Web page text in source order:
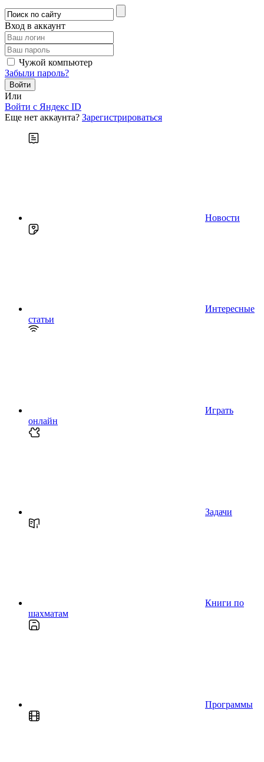
Вход в аккаунт
Чужой компьютер
Забыли пароль?
Или
Войти c Яндекс ID
Еще нет аккаунта? Зарегистрироваться
Новости
Интересные
статьи
Играть
онлайн
Задачи
Книги по
шахматам
Программы